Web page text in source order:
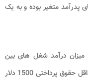
پدرآمد متغیر بوده و به یک
میزان درآمد شغل های بین
المللی تقریبا 35 هزار دلار در ماه می باشد. حداقل حقوق پرداختی 1500 دلار